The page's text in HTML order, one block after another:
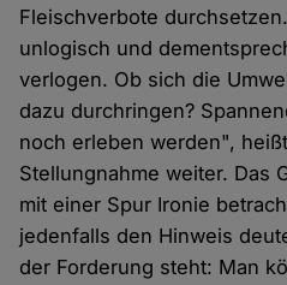
Fleischverbote
unlogisch und
verlogen. Ob sich die
dazu durchringen?
noch erleben werden",
Stellungnahme weiter. Das
mit einer Spur Ironie
jedenfalls den Hinweis
der Forderung steht: Man